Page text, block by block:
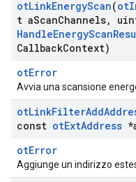
otLinkEnergyScan(ot
t aScanChannels,
HandleEnergyScan
CallbackContext)
otError
Avvia una scansione
otLinkFilterAdd
const otExtAddress
otError
Aggiunge un indirizzo